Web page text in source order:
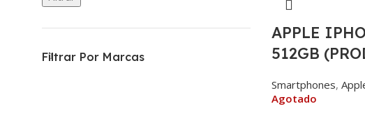
Filtrar Por Marcas
APPLE
512GB
Smartphones,
Agotado